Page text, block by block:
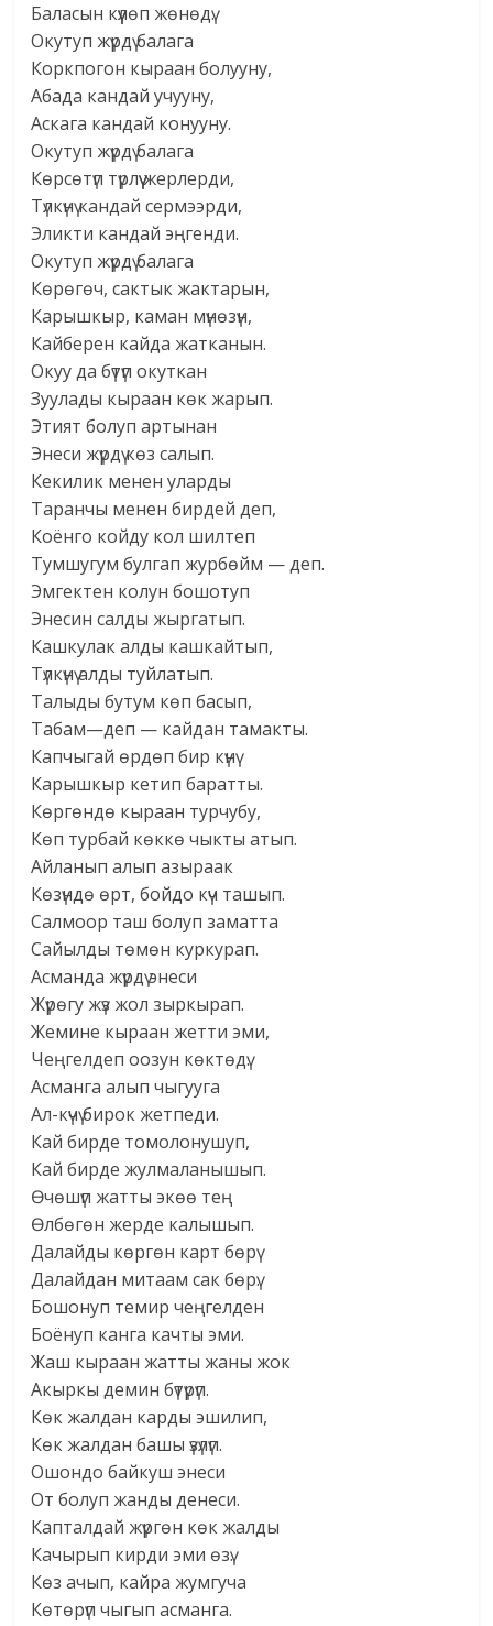
Баласын күүлөп жөнөдү.
Окутуп жүрдү балага
Коркпогон кыраан болууну,
Абада кандай учууну,
Аскага кандай конууну.
Окутуп жүрдү балага
Көрсөтүп түрлүү жерлерди,
Түлкүнү кандай сермээрди,
Эликти кандай эңгенди.
Окутуп жүрдү балага
Көрөгөч, сактык жактарын,
Карышкыр, каман мүнөзүн,
Кайберен кайда жатканын.
Окуу да бүтүп окуткан
Зуулады кыраан көк жарып.
Этият болуп артынан
Энеси жүрдү көз салып.
Кекилик менен уларды
Таранчы менен бирдей деп,
Коёнго койду кол шилтеп
Тумшугум булгап журбөйм — деп.
Эмгектен колун бошотуп
Энесин салды жыргатып.
Кашкулак алды кашкайтып,
Түлкүнү алды туйлатып.
Талыды бутум көп басып,
Табам—деп — кайдан тамакты.
Капчыгай өрдөп бир күнү
Карышкыр кетип баратты.
Көргөндө кыраан турчубу,
Көп турбай көккө чыкты атып.
Айланып алып азыраак
Көзүндө өрт, бойдо күч ташып.
Салмоор таш болуп заматта
Сайылды төмөн куркурап.
Асманда жүрдү энеси
Жүрөгу жүз жол зыркырап.
Жемине кыраан жетти эми,
Чеңгелдеп оозун көктөдү.
Асманга алып чыгууга
Ал-күчү бирок жетпеди.
Кай бирде томолонушуп,
Кай бирде жулмаланышып.
Өчөшүп жатты экөө тең
Өлбөгөн жерде калышып.
Далайды көргөн карт бөрү
Далайдан митаам сак бөрү.
Бошонуп темир чеңгелден
Боёнуп канга качты эми.
Жаш кыраан жатты жаны жок
Акыркы демин бүтүрүп.
Көк жалдан карды эшилип,
Көк жалдан башы үзүлүп.
Ошондо байкуш энеси
От болуп жанды денеси.
Капталдай жүргөн көк жалды
Качырып кирди эми өзү.
Көз ачып, кайра жумгуча
Көтөрүп чыгып асманга.